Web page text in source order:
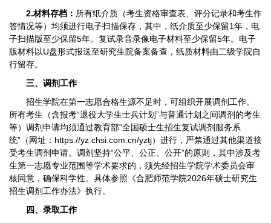
2.材料存档： 所有纸介质（考生资格审查表、评分记录和考生作
答情况等）均须进行电子扫描保存，其中，纸介质至少保留1年，电
子扫描版至少保留5年。复试录音录像电子材料至少保留5年。电子
版材料以U盘形式报送至研究生院备案备查，纸质材料由二级学院自
行留存。
三、调剂工作
招生学院在第一志愿合格生源不足时，可组织开展调剂工作。
所有考生（含报考“退役大学生士兵计划”与普通计划之间调剂的考生
等）调剂申请均须通过教育部“全国硕士生招生复试调剂服务系
统”（网址：https://yz.chsi.com.cn/yztj）进行，严禁通过其他渠道接
受考生调剂申请。调剂坚持“公平、公正、公开”的原则，其中涉及考
生第一志愿专业范围等学术要求的，须先经招生学院学术委员会审
核同意，确保科学性。具体参照《合肥师范学院2026年硕士研究生
招生调剂工作办法》执行。
四、录取工作